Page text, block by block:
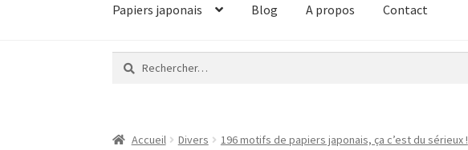
Papiers japonais Blog A propos Contact
Rechercher :
Accueil Divers 196 motifs de papiers japonais, ça c’est du sérieux !